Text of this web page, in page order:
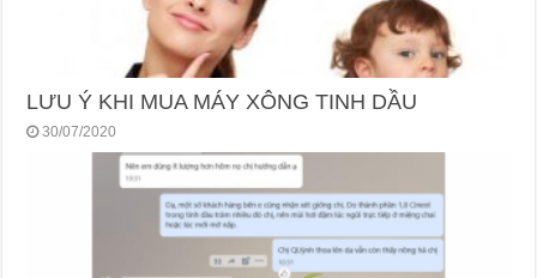
LƯU Ý KHI MUA MÁY XÔNG TINH DẦU
30/07/2020